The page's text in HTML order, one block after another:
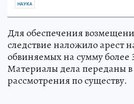
НАУКА
Для обеспечения
следствие наложило арест
обвиняемых на сумму более
Материалы дела переданы в
рассмотрения по существу.